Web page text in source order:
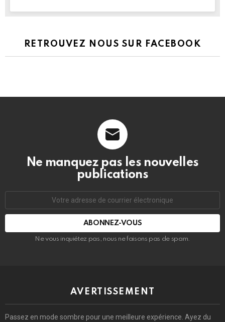
RETROUVEZ NOUS SUR FACEBOOK
Ne manquez pas les nouvelles
publications
courrier
Ne vous inquiétez pas, nous ne faisons pas de spam.
AVERTISSEMENT
Passez en mode sombre pour une meilleure expérience. Ayez du